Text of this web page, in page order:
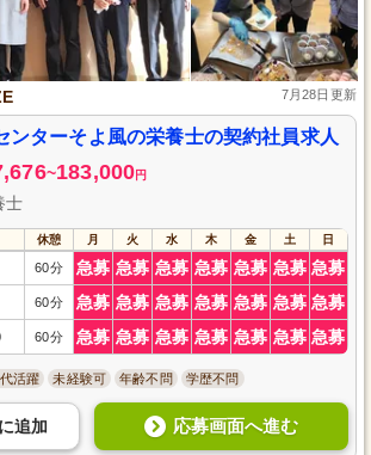
7月28日更新
ンターそよ風の栄養士の契約社員求人
~183,000円
士
休憩 月 火 水 木 金 土 日
60分 急募 急募 急募 急募 急募 急募 急募
60分 急募 急募 急募 急募 急募 急募 急募
60分 急募 急募 急募 急募 急募 急募 急募
活躍 未経験可 年齢不問 学歴不問
に追加 応募画面へ進む